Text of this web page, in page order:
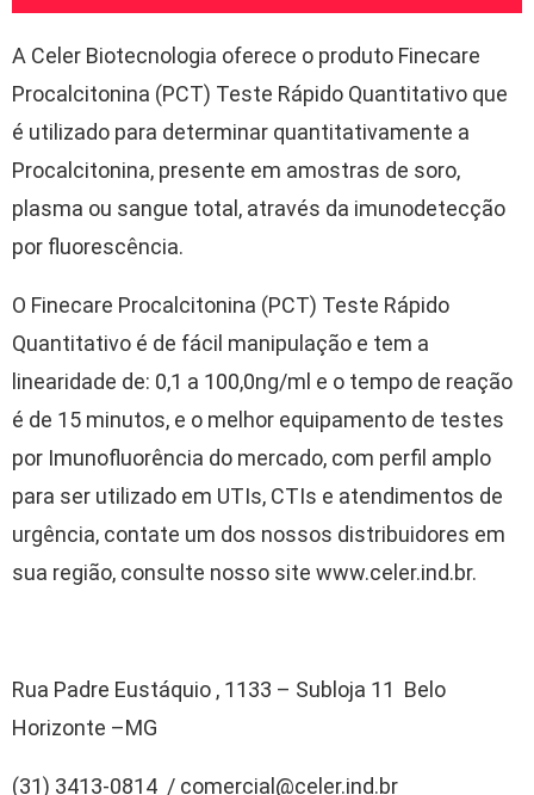
A Celer Biotecnologia oferece o produto Finecare
Procalcitonina (PCT) Teste Rápido Quantitativo que
é utilizado para determinar quantitativamente a
Procalcitonina, presente em amostras de soro,
plasma ou sangue total, através da imunodetecção
por fluorescência.
O Finecare Procalcitonina (PCT) Teste Rápido
Quantitativo é de fácil manipulação e tem a
linearidade de: 0,1 a 100,0ng/ml e o tempo de reação
é de 15 minutos, e o melhor equipamento de testes
por Imunofluorência do mercado, com perfil amplo
para ser utilizado em UTIs, CTIs e atendimentos de
urgência, contate um dos nossos distribuidores em
sua região, consulte nosso site www.celer.ind.br.
Rua Padre Eustáquio , 1133 – Subloja 11 Belo
Horizonte –MG
(31) 3413-0814 / comercial@celer.ind.br